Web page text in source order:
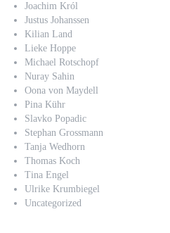
Joachim Król
Justus Johanssen
Kilian Land
Lieke Hoppe
Michael Rotschopf
Nuray Sahin
Oona von Maydell
Pina Kühr
Slavko Popadic
Stephan Grossmann
Tanja Wedhorn
Thomas Koch
Tina Engel
Ulrike Krumbiegel
Uncategorized